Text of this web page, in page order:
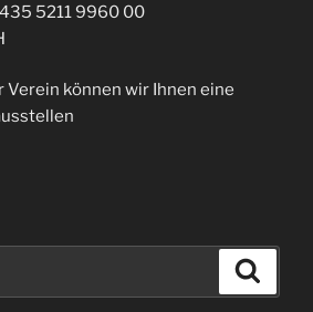
5211 9960 00
können wir Ihnen eine